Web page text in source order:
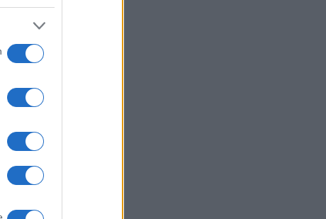
τον πέρασε για...
07/08/26 - 14:53
απέτρεψε επίθεση με
drone κοντά σε ουκρανικά
ΔΙΕΘΝΗ
07/08/26 - 14:49
γιγαντιαίο κύκλωμα
ναρκωτικών και
78 συλλήψεις και κέρδη-